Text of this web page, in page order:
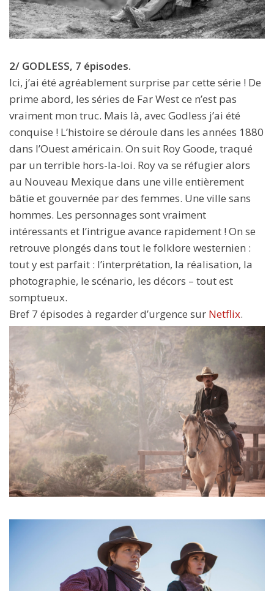
2/ GODLESS, 7 épisodes.
Ici, j’ai été agréablement surprise par cette série ! De
prime abord, les séries de Far West ce n’est pas
vraiment mon truc. Mais là, avec Godless j’ai été
conquise ! L’histoire se déroule dans les années 1880
dans l’Ouest américain. On suit Roy Goode, traqué
par un terrible hors-la-loi. Roy va se réfugier alors
au Nouveau Mexique dans une ville entièrement
bâtie et gouvernée par des femmes. Une ville sans
hommes. Les personnages sont vraiment
intéressants et l’intrigue avance rapidement ! On se
retrouve plongés dans tout le folklore westernien :
tout y est parfait : l’interprétation, la réalisation, la
photographie, le scénario, les décors – tout est
somptueux.
Bref 7 épisodes à regarder d’urgence sur Netflix.